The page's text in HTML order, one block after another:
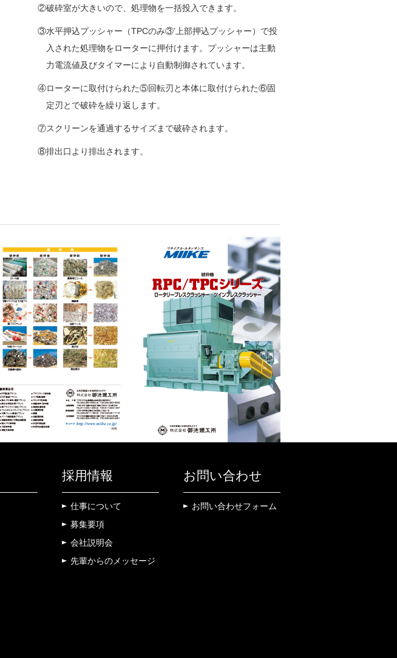
②破砕室が大きいので、処理物を一括投入できます。
③水平押込プッシャー（TPCのみ③’上部押込プッシャー）で投
入された処理物をローターに押付けます。プッシャーは主動
力電流値及びタイマーにより自動制御されています。
④ローターに取付けられた⑤回転刃と本体に取付けられた⑥固
定刃とで破砕を繰り返します。
⑦スクリーンを通過するサイズまで破砕されます。
⑧排出口より排出されます。
採用情報
仕事について
募集要項
会社説明会
先輩からのメッセージ
お問い合わせ
お問い合わせフォーム